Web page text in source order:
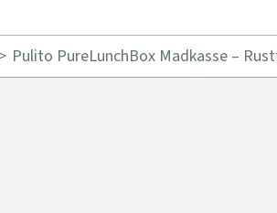
Pulito PureLunchBox Madkasse –